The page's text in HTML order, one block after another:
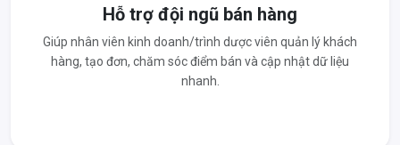
Hỗ trợ đội ngũ bán hàng
Giúp nhân viên kinh doanh/trình dược viên quản lý khách
hàng, tạo đơn, chăm sóc điểm bán và cập nhật dữ liệu
nhanh.